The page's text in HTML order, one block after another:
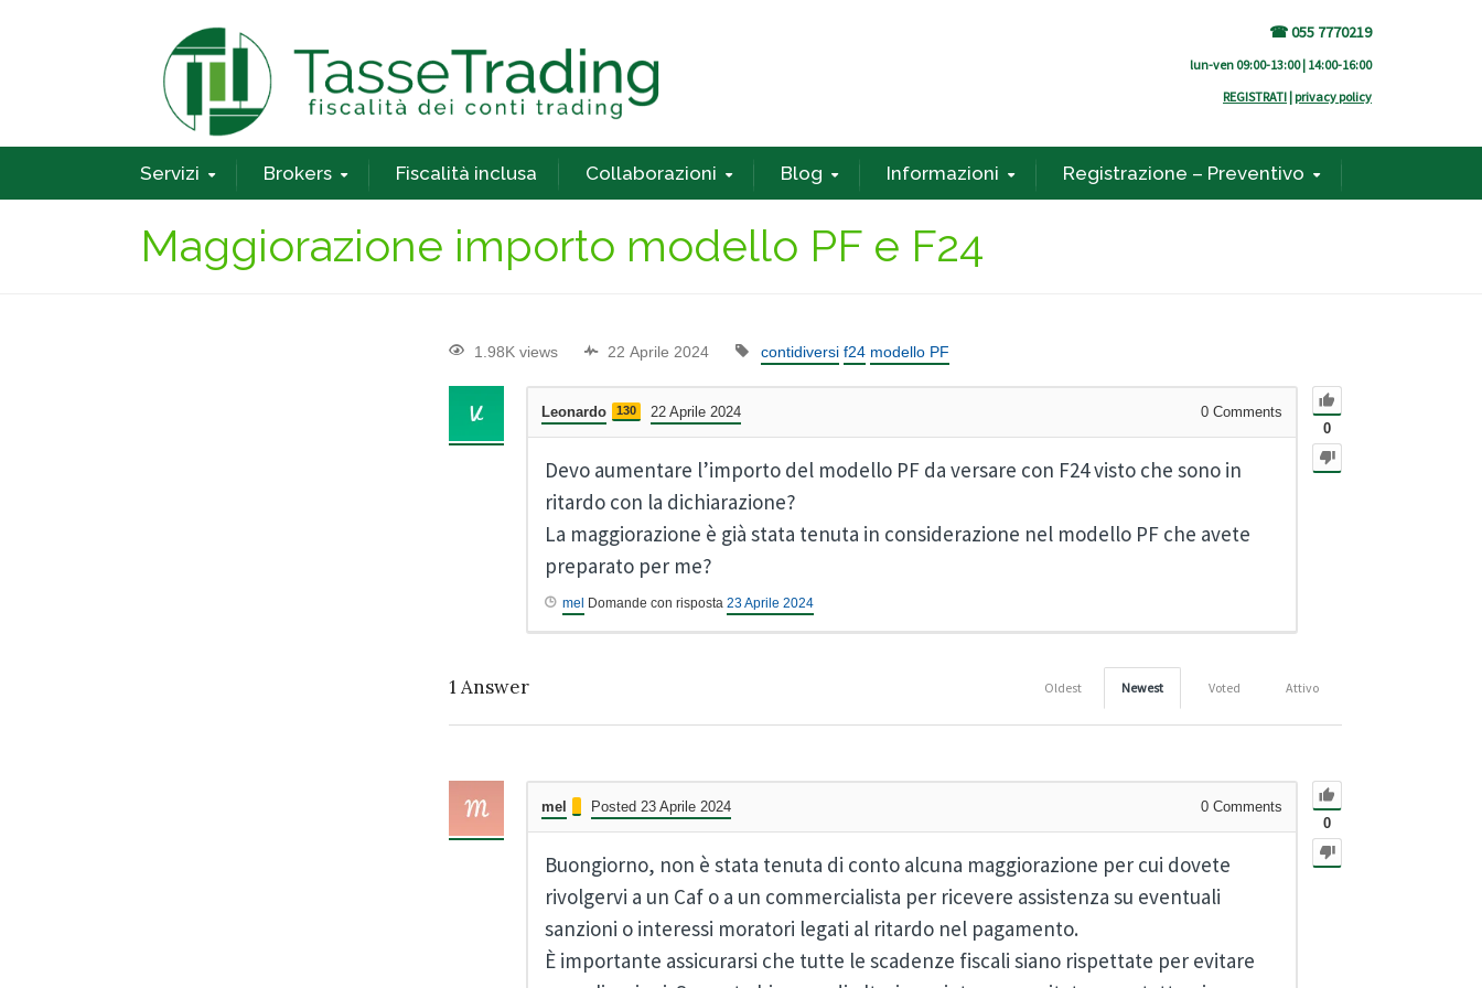
☎ 055 7770219
lun-ven 09:00-13:00 | 14:00-16:00
REGISTRATI | privacy policy
Servizi Brokers Fiscalità inclusa Collaborazioni Blog Informazioni Registrazione – Preventivo
Maggiorazione importo modello PF e F24
1.98K views 22 Aprile 2024 contidiversi f24 modello PF
0
Leonardo 130 22 Aprile 2024 0 Comments
Devo aumentare l’importo del modello PF da versare con F24 visto che sono in
ritardo con la dichiarazione?
La maggiorazione è già stata tenuta in considerazione nel modello PF che avete
preparato per me?
mel Domande con risposta 23 Aprile 2024
1 Answer Attivo
Voted
Newest
Oldest
0
mel Posted 23 Aprile 2024 0 Comments
Buongiorno, non è stata tenuta di conto alcuna maggiorazione per cui dovete
rivolgervi a un Caf o a un commercialista per ricevere assistenza su eventuali
sanzioni o interessi moratori legati al ritardo nel pagamento.
È importante assicurarsi che tutte le scadenze fiscali siano rispettate per evitare